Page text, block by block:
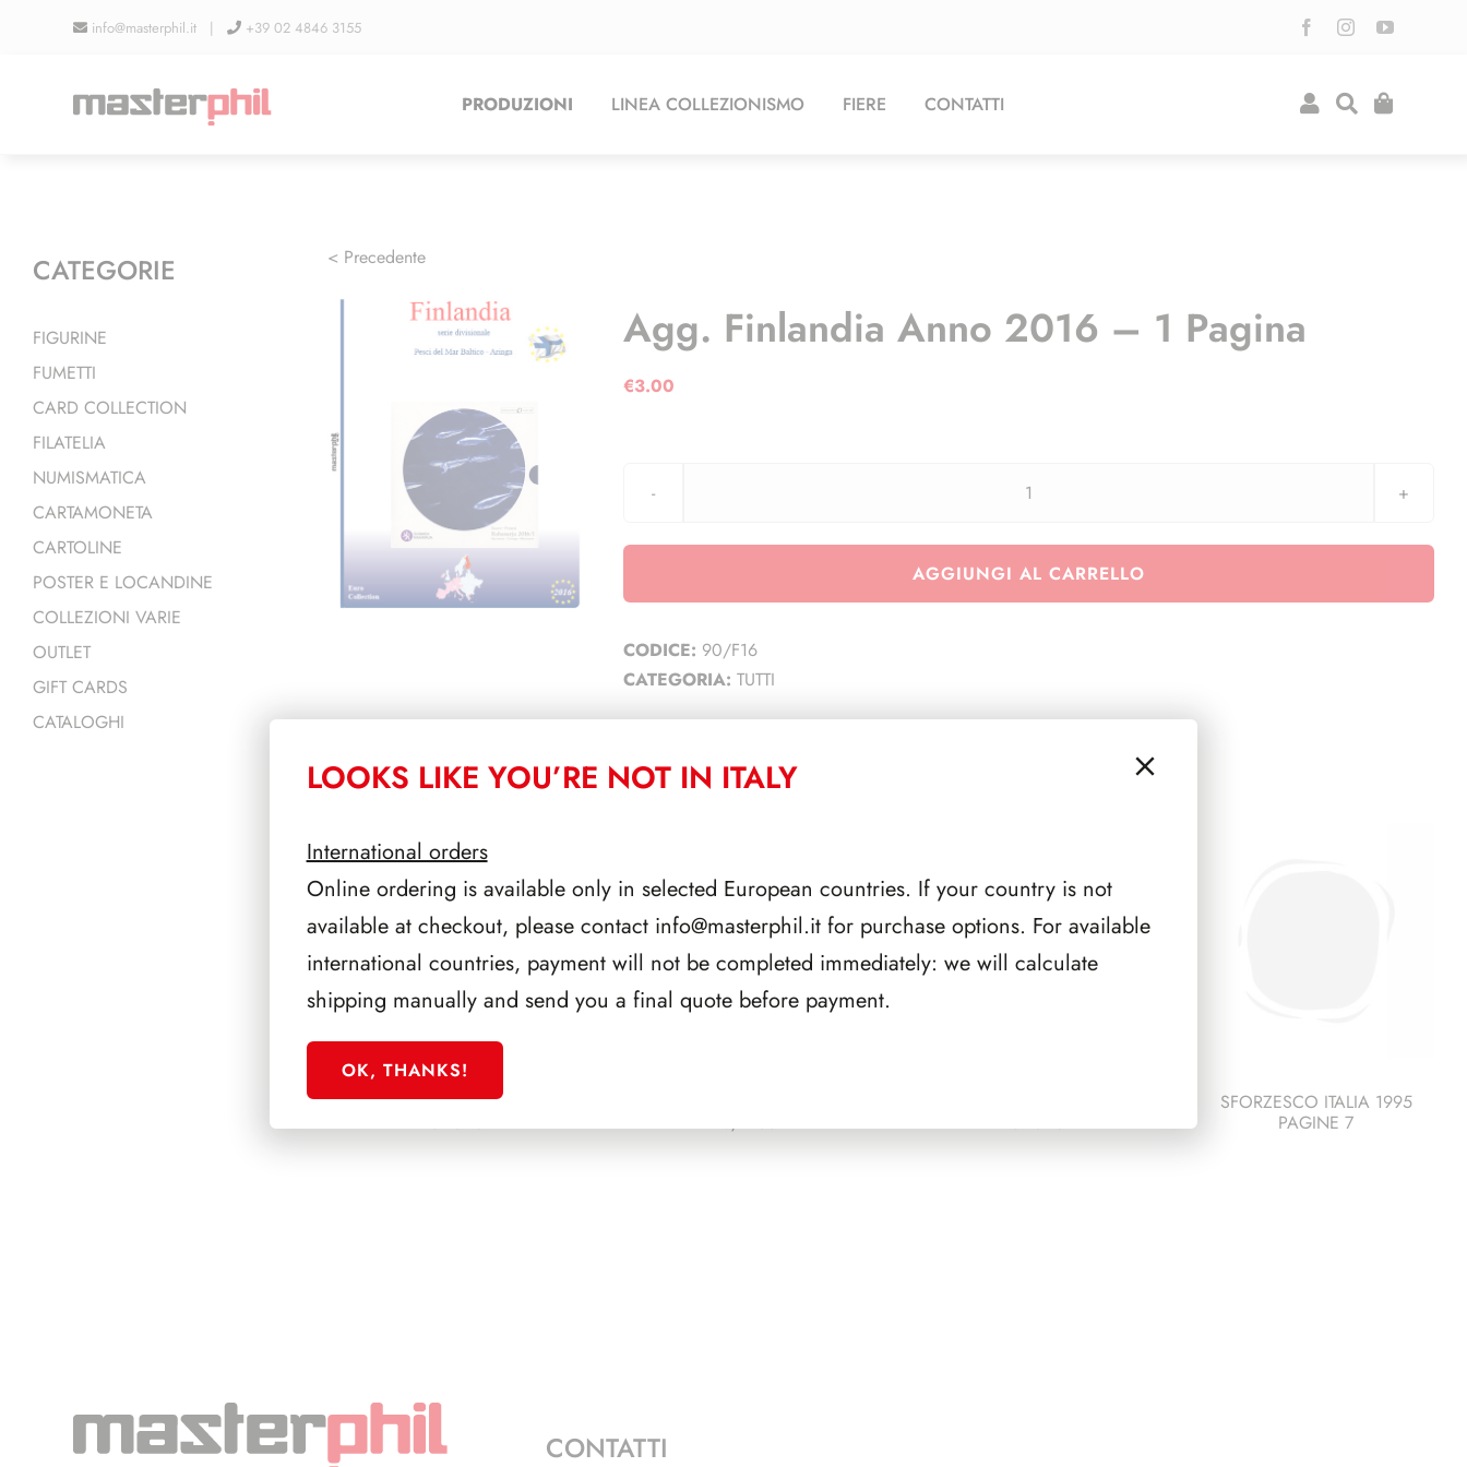
info@masterphil.it | +39 02 4846 3155
PRODUZIONI LINEA COLLEZIONISMO FIERE CONTATTI
< Precedente
Agg. Finlandia Anno 2016 – 1 Pagina
€3.00
Agg.
anno
AGGIUNGI AL CARRELLO
CODICE: 90/F16
CATEGORIA: TUTTI
PRODOTTI CORRELATI
SFORZESCO ITALIA 1990
PAGINE 6
1948/1955
PAGINE 3
SFORZESCO ITALIA 1995
PAGINE 7
CATEGORIE
FIGURINE
FUMETTI
CARD COLLECTION
FILATELIA
NUMISMATICA
CARTAMONETA
CARTOLINE
POSTER E LOCANDINE
COLLEZIONI VARIE
OUTLET
GIFT CARDS
CATALOGHI
CONTATTI
LOOKS LIKE YOU’RE NOT IN ITALY
International orders
Online ordering is available only in selected European countries. If your country is not
available at checkout, please contact info@masterphil.itfor purchase options. For available
international countries, payment will not be completed immediately: we will calculate
shipping manually and send you a final quote before payment.
OK, THANKS!